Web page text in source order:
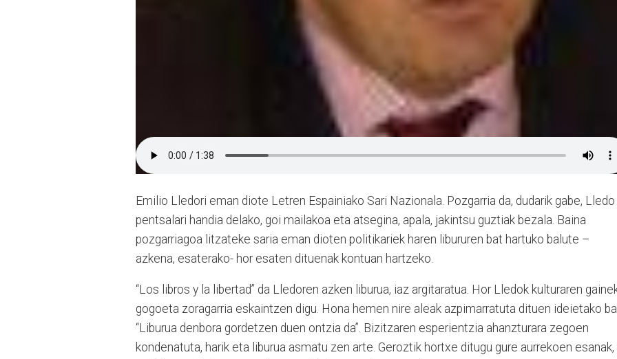
Emilio Lledori eman diote Letren Espainiako Sari Nazionala. Pozgarria da, dudarik gabe, Lledo
pentsalari handia delako, goi mailakoa eta atsegina, apala, jakintsu guztiak bezala. Baina
pozgarriagoa litzateke saria eman dioten politikariek haren libururen bat hartuko balute –
azkena, esaterako- hor esaten dituenak kontuan hartzeko.
“Los libros y la libertad” da Lledoren azken liburua, iaz argitaratua. Hor Lledok kulturaren
gogoeta zoragarria eskaintzen digu. Hona hemen nire aleak azpimarratuta dituen ideietako
“Liburua denbora gordetzen duen ontzia da”. Bizitzaren esperientzia ahanzturara zegoen
kondenatuta, harik eta liburua asmatu zen arte. Geroztik hortxe ditugu gure aurrekoen esanak,